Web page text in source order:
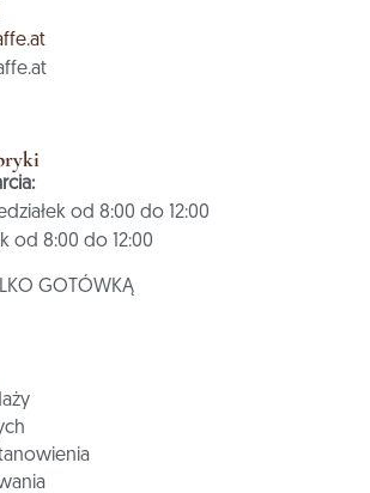
od 8:00 do 12:00
od 8:00 do 12:00
GOTÓWKĄ